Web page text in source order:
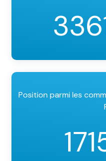
Position parmi les